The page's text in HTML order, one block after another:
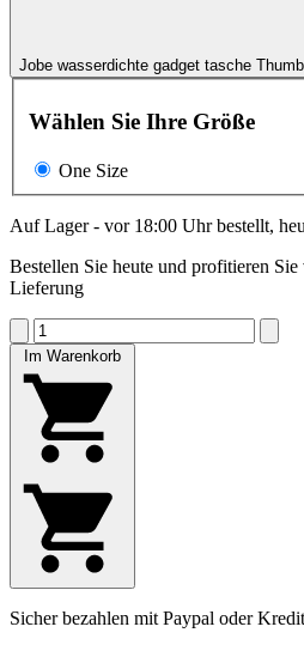
Wählen Sie Ihre Größe
One Size
Auf Lager - vor 18:00 Uhr bestellt,
Bestellen Sie heute und profitieren Sie
Lieferung
Im Warenkorb
Sicher bezahlen mit Paypal oder